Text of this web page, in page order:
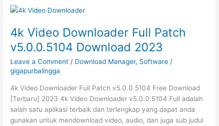
MP3
Repack
4.8.0.5140
Version
Download
2023
4k Video Downloader Full Patch
v5.0.0.5104 Download 2023
Leave a Comment / Download Manager, Software /
gigapurbalingga
4k Video Downloader Full Patch v5.0.0.5104 Free Download
[Terbaru] 2023 4k Video Downloader v5.0.0.5104 Full adalah
salah satu aplikasi terbaik dan terlengkap yang dapat anda
gunakan untuk mendownload video, audio, dan juga sub judul